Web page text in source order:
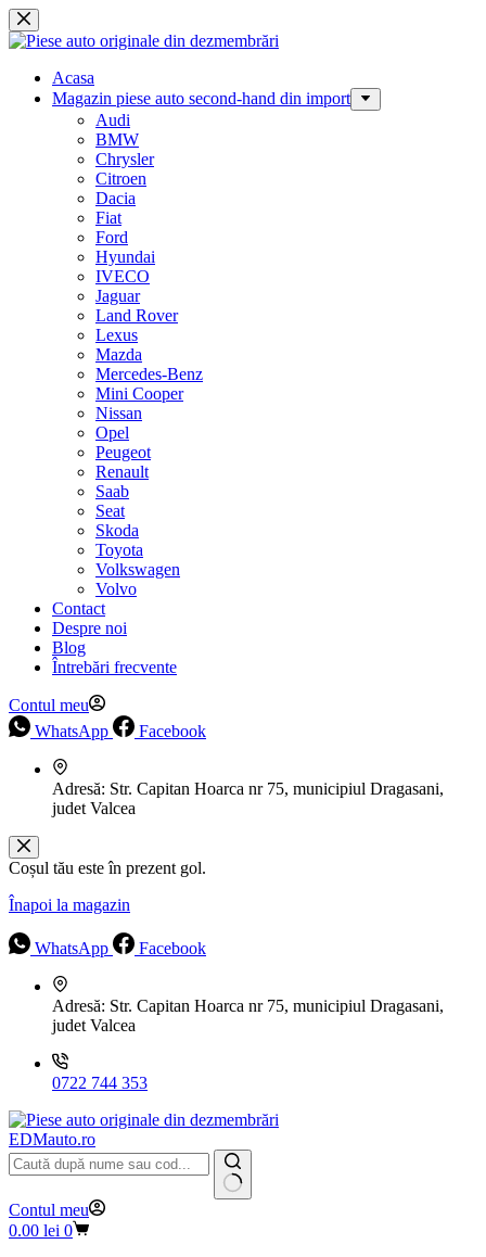
Sari
la
Acasa
Magazin piese auto second-hand din import
Audi
BMW
Chrysler
Citroen
Dacia
Fiat
Ford
Hyundai
IVECO
Jaguar
Land Rover
Lexus
Mazda
Mercedes-Benz
Mini Cooper
Nissan
Opel
Peugeot
Renault
Saab
Seat
Skoda
Toyota
Volkswagen
Volvo
Contact
Despre noi
Blog
Întrebări frecvente
Contul meu
WhatsApp
Facebook
Adresă: Str. Capitan Hoarca nr 75, municipiul Dragasani,
judet Valcea
Coșul tău este în prezent gol.
Înapoi la magazin
WhatsApp Facebook
Adresă: Str. Capitan Hoarca nr 75, municipiul Dragasani,
judet Valcea
0722 744 353
EDMauto.ro
Niciun
rezultat
Contul meu
Coș
0.00 lei 0